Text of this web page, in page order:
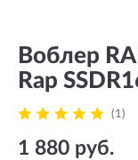
Воблер
Rap
(1)
1 880 руб.